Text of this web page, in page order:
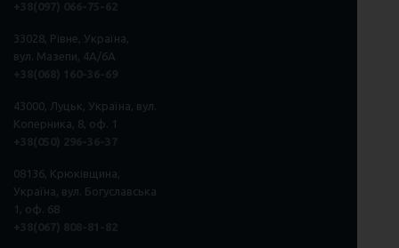
33028, Рівне, Україна,
вул. Мазепи, 4А/6А
43000, Луцьк, Україна, вул.
Коперника, 8, оф. 1
08136, Крюківщина,
Україна, вул. Богуславська
1, оф. 68